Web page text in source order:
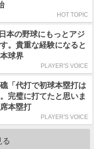
HOT TOPIC
本の野球にもっとアジ
。貴重な経験になると
球界
PLAYER'S VOICE
「代打で初球本塁打は
完璧に打てたと思いま
本塁打
PLAYER'S VOICE
る